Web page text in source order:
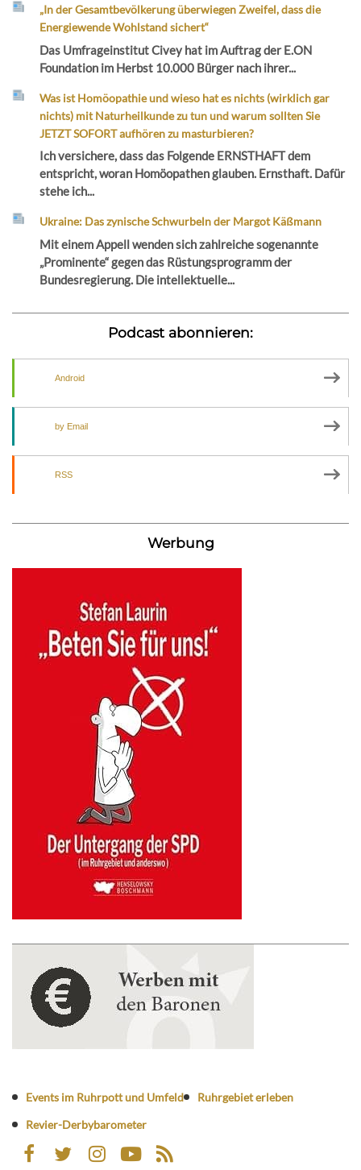
„In der Gesamtbevölkerung überwiegen Zweifel, dass die
Energiewende Wohlstand sichert“
Das Umfrageinstitut Civey hat im Auftrag der E.ON
Foundation im Herbst 10.000 Bürger nach ihrer...
Was ist Homöopathie und wieso hat es nichts (wirklich gar
nichts) mit Naturheilkunde zu tun und warum sollten Sie
JETZT SOFORT aufhören zu masturbieren?
Ich versichere, dass das Folgende ERNSTHAFT dem
entspricht, woran Homöopathen glauben. Ernsthaft. Dafür
stehe ich...
Ukraine: Das zynische Schwurbeln der Margot Käßmann
Mit einem Appell wenden sich zahlreiche sogenannte
„Prominente“ gegen das Rüstungsprogramm der
Bundesregierung. Die intellektuelle...
Podcast abonnieren:
Android
by Email
RSS
Werbung
Events im Ruhrpott und Umfeld
Ruhrgebiet erleben
Revier-Derbybarometer